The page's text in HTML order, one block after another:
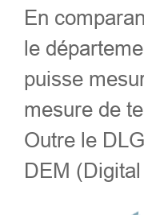
En
le
puisse
mesure de
Outre le
DEM